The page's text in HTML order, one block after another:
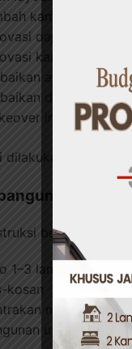
kamar baru
dapur
kamar mandi
atap bocor
dinding retak
interior
dilakukan dengan
Ruko
1–3 lantai
kosan
minimalis
usaha kecil